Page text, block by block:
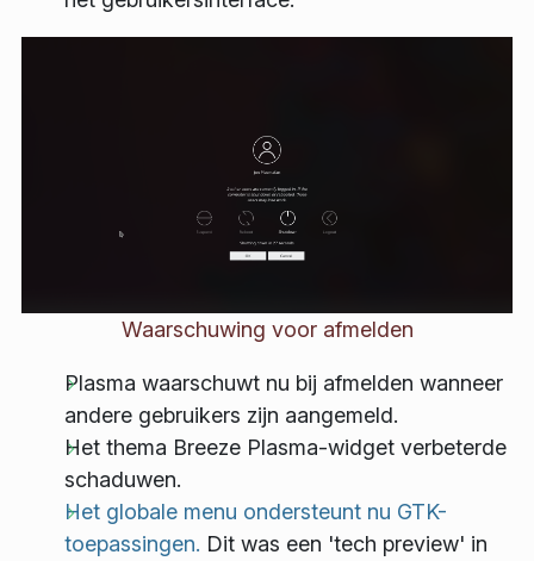
Waarschuwing voor afmelden
Plasma waarschuwt nu bij afmelden wanneer
andere gebruikers zijn aangemeld.
Het thema Breeze Plasma-widget verbeterde
schaduwen.
Het globale menu ondersteunt nu GTK-
toepassingen. Dit was een 'tech preview' in